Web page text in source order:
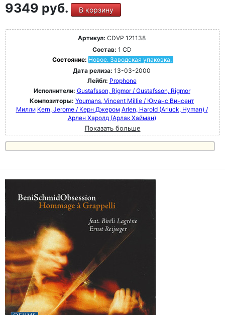
9349 руб. В корзину
Артикул: CDVP 121138
Состав: 1 CD
Состояние: Новое. Заводская упаковка.
Дата релиза: 13-03-2000
Лейбл: Prophone
Исполнители: Gustafsson, Rigmor / Gustafsson, Rigmor
Композиторы: Youmans, Vincent Millie / Юманс Винсент
Милли Kern, Jerome / Керн Джером Arlen, Harold (Arluck, Hyman) /
Арлен Харолд (Арлак Хайман)
Показать больше